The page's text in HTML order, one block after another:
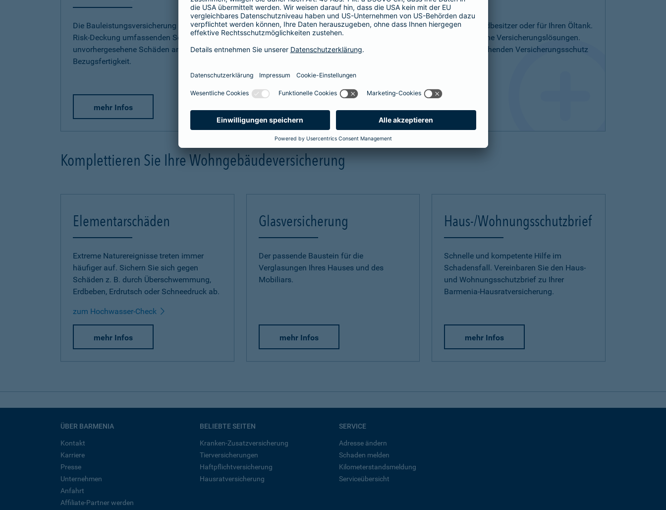
Die Bauleistungsversicherung der Barmenia bietet Ihnen mit der All-
Risk-Deckung umfassenden Schutz vor finanziellen Verlusten durch
unvorhergesehene Schäden an Ihrem Neubau - bis zur
Bezugsfertigkeit.
mehr Infos
Ob als Bauherr, bereits Haus- und Grundbesitzer oder für Ihren Öltank.
Individuelle Situationen benötigen eigene Versicherungslösungen.
Hier bietet Ihnen die Barmenia entsprechenden Versicherungsschutz
Komplettieren Sie Ihre Wohngebäudeversicherung
Elementarschäden
Extreme Naturereignisse treten immer
häufiger auf. Sichern Sie sich gegen
Schäden z. B. durch Überschwemmung,
Erdbeben, Erdrutsch oder Schneedruck ab.
zum Hochwasser-Check
mehr Infos
Glasversicherung
Der passende Baustein für die
Verglasungen Ihres Hauses und des
Mobiliars.
mehr Infos
Haus-/Wohnungsschutzbrief
Schnelle und kompetente Hilfe im
Schadensfall. Vereinbaren Sie den Haus-
und Wohnungsschutzbrief zu Ihrer
Barmenia-Hausratversicherung.
mehr Infos
ÜBER BARMENIA
Kontakt
Karriere
Presse
Unternehmen
Anfahrt
Affiliate-Partner werden
BELIEBTE SEITEN
Kranken-Zusatzversicherung
Tierversicherungen
Haftpflichtversicherung
Hausratversicherung
SERVICE
Adresse ändern
Schaden melden
Kilometerstandsmeldung
Serviceübersicht